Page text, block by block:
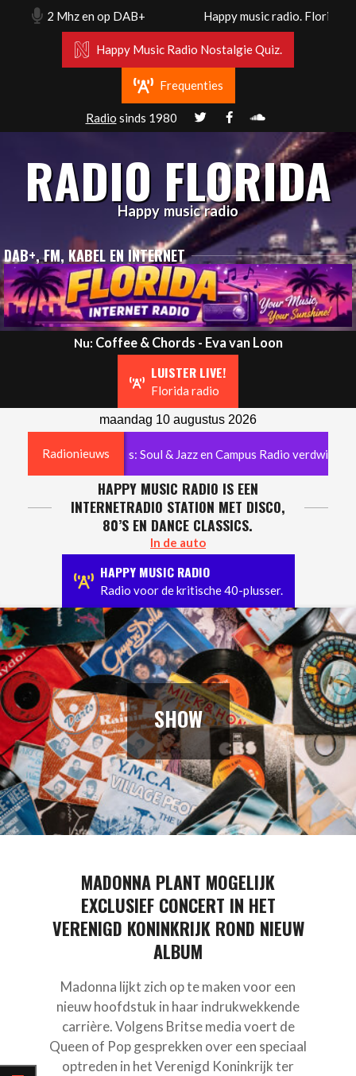
Mhz en op DAB+ Happy music radio. Florida radio
Happy Music Radio Nostalgie Quiz.
Frequenties
Radio sinds 1980
RADIO FLORIDA
Happy music radio
DAB+, FM, KABEL EN INTERNET
Nu: Coffee & Chords - Eva van Loon
LUISTER LIVE!
Florida radio
maandag 10 augustus 2026
RadionieuwsSoul & Jazz en Campus Radio verdwijnen
HAPPY MUSIC RADIO IS EEN
INTERNETRADIO STATION MET DISCO,
80’S EN DANCE CLASSICS.
In de auto
HAPPY MUSIC RADIO
Radio voor de kritische 40-plusser.
SHOW
MADONNA PLANT MOGELIJK
EXCLUSIEF CONCERT IN HET
VERENIGD KONINKRIJK ROND NIEUW
ALBUM
Madonna lijkt zich op te maken voor een
nieuw hoofdstuk in haar indrukwekkende
carrière. Volgens Britse media voert de
Queen of Pop gesprekken over een speciaal
optreden in het Verenigd Koninkrijk ter